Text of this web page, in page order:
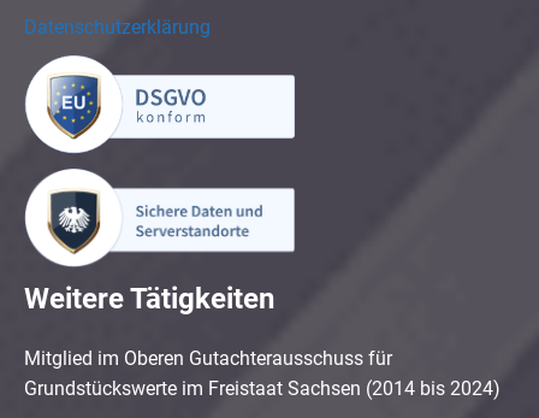
Datenschutzerklärung
Weitere Tätigkeiten
Mitglied im Oberen Gutachterausschuss für
Grundstückswerte im Freistaat Sachsen (2014 bis 2024)